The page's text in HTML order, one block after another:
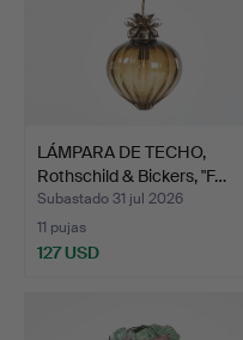
LÁMPARA DE TECHO,
Rothschild & Bickers, "F…
Subastado 31 jul 2026
11 pujas
127 USD